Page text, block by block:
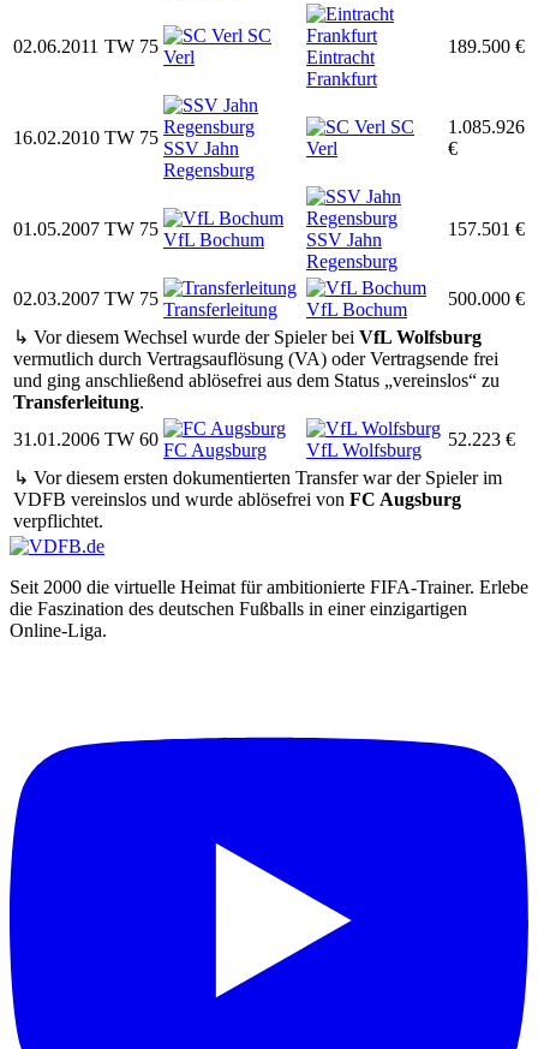
02.06.2011 TW 75
SC
Verl
Eintracht
Frankfurt
189.500 €
16.02.2010 TW 75
SSV Jahn
Regensburg
SC
Verl
1.085.926
€
01.05.2007 TW 75
VfL Bochum
SSV Jahn
Regensburg
157.501 €
02.03.2007 TW 75
Transferleitung VfL Bochum
500.000 €
↳ Vor diesem Wechsel wurde der Spieler bei VfL Wolfsburg
vermutlich durch Vertragsauflösung (VA) oder Vertragsende frei
und ging anschließend ablösefrei aus dem Status „vereinslos“ zu
Transferleitung.
31.01.2006 TW 60
FC Augsburg VfL Wolfsburg
52.223 €
↳ Vor diesem ersten dokumentierten Transfer war der Spieler im
VDFB vereinslos und wurde ablösefrei von FC Augsburg
verpflichtet.
Seit 2000 die virtuelle Heimat für ambitionierte FIFA-Trainer. Erlebe
die Faszination des deutschen Fußballs in einer einzigartigen
Online-Liga.